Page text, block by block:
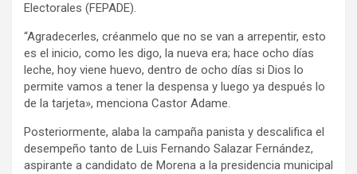
Electorales (FEPADE).
“Agradecerles, créanmelo que no se van a arrepentir, esto
es el inicio, como les digo, la nueva era; hace ocho días
leche, hoy viene huevo, dentro de ocho días si Dios lo
permite vamos a tener la despensa y luego ya después lo
de la tarjeta», menciona Castor Adame.
Posteriormente, alaba la campaña panista y descalifica el
desempeño tanto de Luis Fernando Salazar Fernández,
aspirante a candidato de Morena a la presidencia municipal